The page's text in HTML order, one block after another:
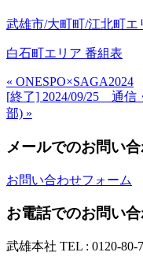
武雄市/大町町/江北町エ
白石町エリア 番組表
« ONESPO×SAGA2024
[終了] 2024/09/25 通信
部) »
メールでのお問い
お問い合わせフォーム
お電話でのお問い
武雄本社 TEL : 0120-80-